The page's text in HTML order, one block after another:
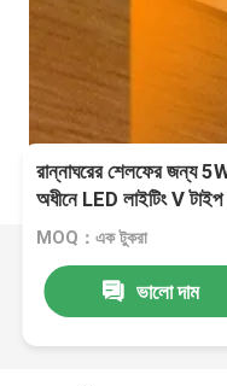
রান্নাঘরের শেলফের
অধীনে LED লাইটিং V টাইপ
MOQ：এক টুকরা
ভালো দাম